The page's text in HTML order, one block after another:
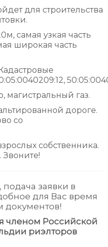
для строительства
самая узкая часть
широкая часть
магистральный газ.
дороге.
со
собственника.
подача заявки в
для Вас время
членом Российской
риэлторов